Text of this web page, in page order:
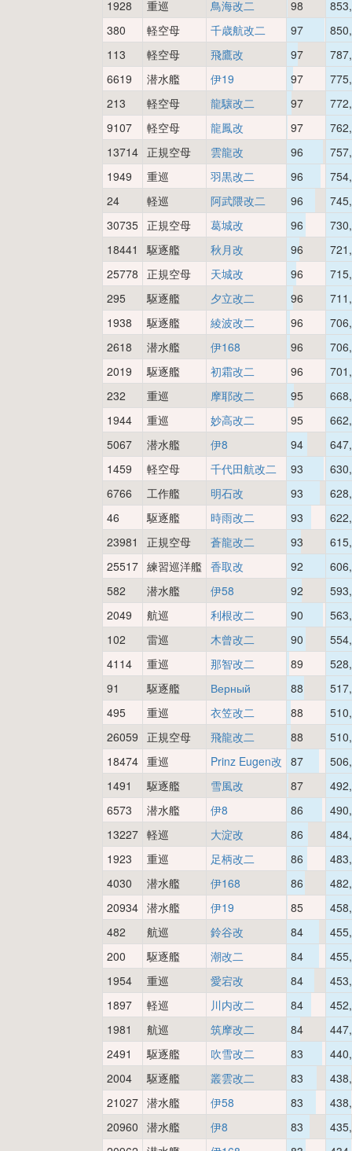
1928
重巡 鳥海改二 98
380
軽空母 千歳航改二 97
113
軽空母 飛鷹改 97
6619
潜水艦 伊19 97
213
軽空母 龍驤改二 97
9107
軽空母 龍鳳改 97
13714 正規空母 雲龍改 96
1949
重巡 羽黒改二 96
24
軽巡 阿武隈改二 96
30735 正規空母 葛城改 96
18441
駆逐艦 秋月改 96
25778 正規空母 天城改 96
295
駆逐艦 夕立改二 96
1938
駆逐艦 綾波改二 96
2618
潜水艦 伊168 96
2019
駆逐艦 初霜改二 96
232
重巡 摩耶改二 95
1944
重巡 妙高改二 95
5067
潜水艦 伊8 94
1459
軽空母 千代田航改二 93
6766
工作艦 明石改 93
46
駆逐艦 時雨改二 93
23981
正規空母 蒼龍改二 93
25517 練習巡洋艦 香取改 92
582
潜水艦 伊58 92
2049
航巡 利根改二 90
102
雷巡 木曾改二 90
4114
重巡 那智改二 89
91
駆逐艦 Верный 88
495
重巡 衣笠改二 88
26059
正規空母 飛龍改二 88
18474 重巡 Prinz Eugen改 87
1491
駆逐艦 雪風改 87
6573
潜水艦 伊8 86
13227 軽巡 大淀改 86
1923
重巡 足柄改二 86
4030
潜水艦 伊168 86
20934 潜水艦 伊19 85
482
航巡 鈴谷改 84
200
駆逐艦 潮改二 84
1954
重巡 愛宕改 84
1897
軽巡 川内改二 84
1981
航巡 筑摩改二 84
2491
駆逐艦 吹雪改二 83
2004
駆逐艦 叢雲改二 83
21027 潜水艦 伊58 83
20960 潜水艦 伊8 83